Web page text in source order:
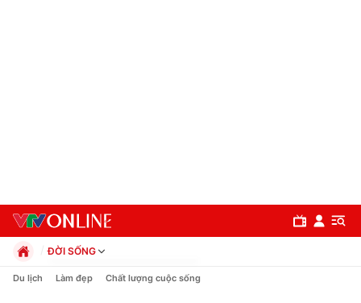
ĐỜI SỐNG
Chính trị
Du lịch Làm đẹp Chất lượng cuộc sống